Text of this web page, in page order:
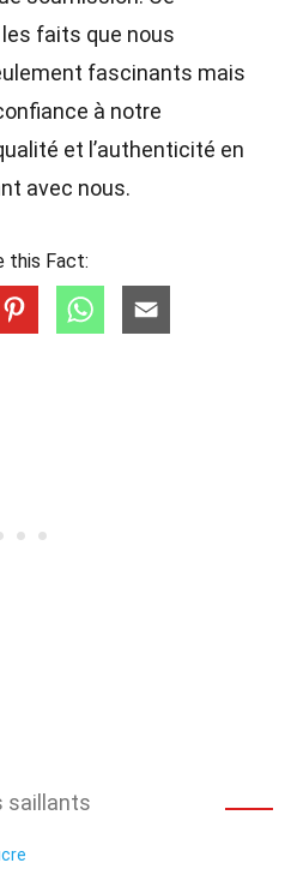
faits que nous
fascinants mais
à notre
et l’authenticité en
avec nous.
this Fact:
saillants